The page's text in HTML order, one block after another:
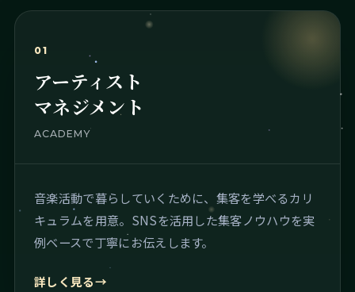
01
アーティスト
マネジメント
ACADEMY
音楽活動で暮らしていくために、集客を学べるカリ
キュラムを用意。SNSを活用した集客ノウハウを実
例ベースで丁寧にお伝えします。
詳しく見る→